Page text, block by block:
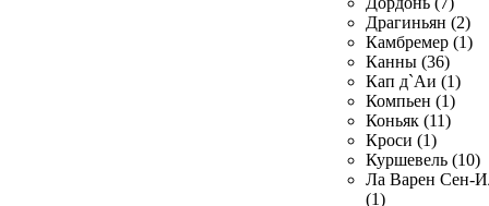
Драгиньян (2)
Камбремер (1)
Канны (36)
Кап д`Аи (1)
Компьен (1)
Коньяк (11)
Кроси (1)
Куршевель (10)
Ла Варен Сен-
(1)